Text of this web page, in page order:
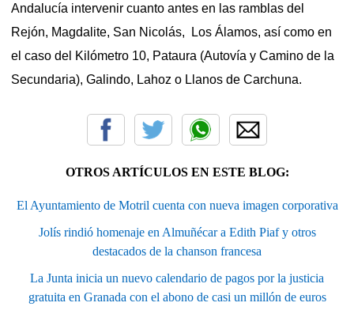
Andalucía intervenir cuanto antes en las ramblas del
Rejón, Magdalite, San Nicolás, Los Álamos, así como en
el caso del Kilómetro 10, Pataura (Autovía y Camino de la
Secundaria), Galindo, Lahoz o Llanos de Carchuna.
OTROS ARTÍCULOS EN ESTE BLOG:
El Ayuntamiento de Motril cuenta con nueva imagen corporativa
Jolís rindió homenaje en Almuñécar a Edith Piaf y otros
destacados de la chanson francesa
La Junta inicia un nuevo calendario de pagos por la justicia
gratuita en Granada con el abono de casi un millón de euros